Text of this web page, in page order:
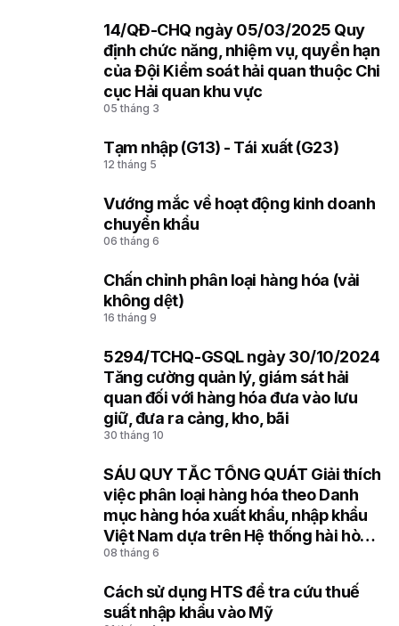
14/QĐ-CHQ ngày 05/03/2025 Quy
định chức năng, nhiệm vụ, quyền hạn
của Đội Kiểm soát hải quan thuộc Chi
cục Hải quan khu vực
05 tháng 3
Tạm nhập (G13) - Tái xuất (G23)
12 tháng 5
Vướng mắc về hoạt động kinh doanh
chuyển khẩu
06 tháng 6
Chấn chỉnh phân loại hàng hóa (vải
không dệt)
16 tháng 9
5294/TCHQ-GSQL ngày 30/10/2024
Tăng cường quản lý, giám sát hải
quan đối với hàng hóa đưa vào lưu
giữ, đưa ra cảng, kho, bãi
30 tháng 10
SÁU QUY TẮC TỔNG QUÁT Giải thích
việc phân loại hàng hóa theo Danh
mục hàng hóa xuất khẩu, nhập khẩu
Việt Nam dựa trên Hệ thống hài hòa
mô tả và mã hóa hàng hóa (HS) của
08 tháng 6
Cách sử dụng HTS để tra cứu thuế
suất nhập khẩu vào Mỹ